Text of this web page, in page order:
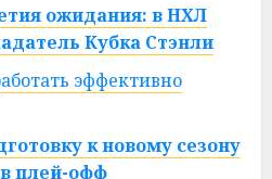
ожидания: в НХЛ
Кубка Стэнли
эффективно
к новому сезону
плей-офф